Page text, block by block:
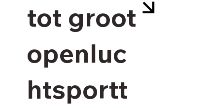
tot groot
openluc
htsportt